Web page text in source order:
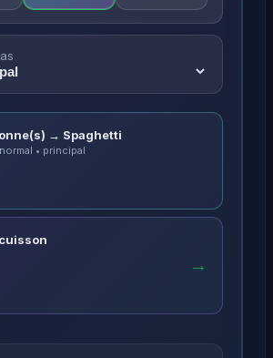
→ Spaghetti
• principal
→